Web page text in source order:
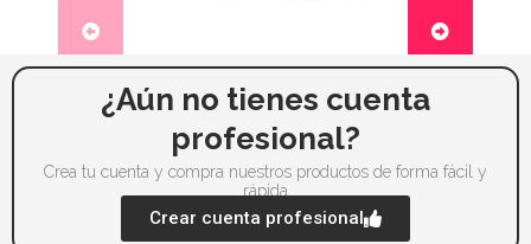
¿Aún no tienes cuenta
profesional?
Crea tu cuenta y compra nuestros productos de forma fácil y
rápida
Crear cuenta profesional